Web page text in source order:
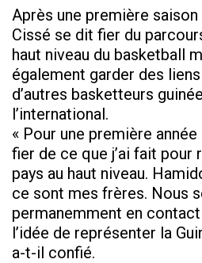
Après une première
Cissé se dit fier du
haut niveau du basketball
également garder des
d’autres basketteurs
l’international.
« Pour une première
fier de ce que j’ai fait pour
pays au haut niveau.
ce sont mes frères. Nous
permanemment en
l’idée de représenter la
a-t-il confié.